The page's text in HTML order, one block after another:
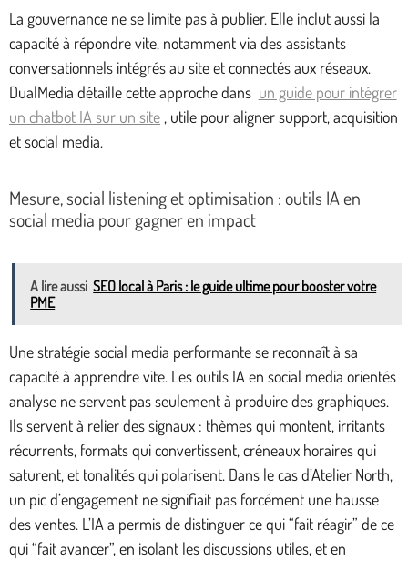
La gouvernance ne se limite pas à publier. Elle inclut aussi la
capacité à répondre vite, notamment via des assistants
conversationnels intégrés au site et connectés aux réseaux.
DualMedia détaille cette approche dans un guide pour intégrer
un chatbot IA sur un site , utile pour aligner support, acquisition
et social media.
Mesure, social listening et optimisation : outils IA en
social media pour gagner en impact
A lire aussi SEO local à Paris : le guide ultime pour booster votre
PME
Une stratégie social media performante se reconnaît à sa
capacité à apprendre vite. Les outils IA en social media orientés
analyse ne servent pas seulement à produire des graphiques.
Ils servent à relier des signaux : thèmes qui montent, irritants
récurrents, formats qui convertissent, créneaux horaires qui
saturent, et tonalités qui polarisent. Dans le cas d’Atelier North,
un pic d’engagement ne signifiait pas forcément une hausse
des ventes. L’IA a permis de distinguer ce qui “fait réagir” de ce
qui “fait avancer”, en isolant les discussions utiles, et en